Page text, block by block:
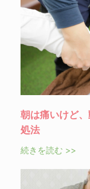
朝は痛いけど
処法
続きを読む >>